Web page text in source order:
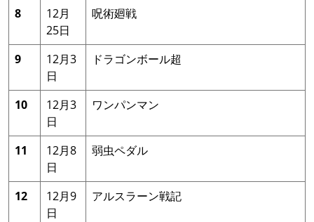
8
12月
25日
呪術廻戦
9
12月3
日
ドラゴンボール超
10
12月3
日
ワンパンマン
11
12月8
日
弱虫ペダル
12
12月9
日
アルスラーン戦記